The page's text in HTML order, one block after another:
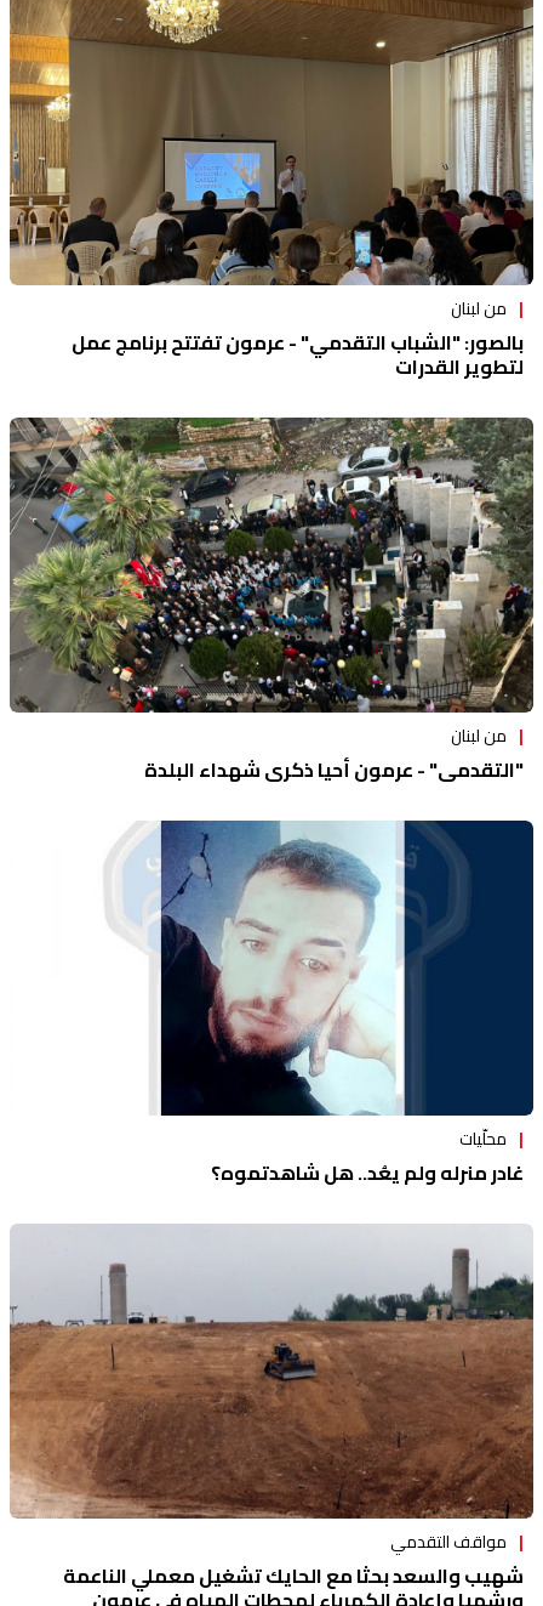
من لبنان
بالصور: "الشباب التقدمي" - عرمون تفتتح برنامج عمل
لتطوير القدرات
من لبنان
"التقدمي" - عرمون أحيا ذكرى شهداء البلدة
محلّيات
غادر منرله ولم يعُد.. هل شاهدتموه؟
مواقف التقدمي
شهيب والسعد بحثا مع الحايك تشغيل معملي الناعمة